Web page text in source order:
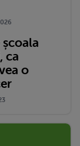
ca
o